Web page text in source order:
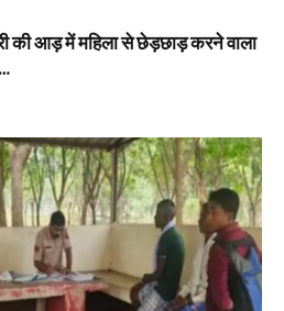
की आड़ में महिला से छेड़छाड़ करने वाला